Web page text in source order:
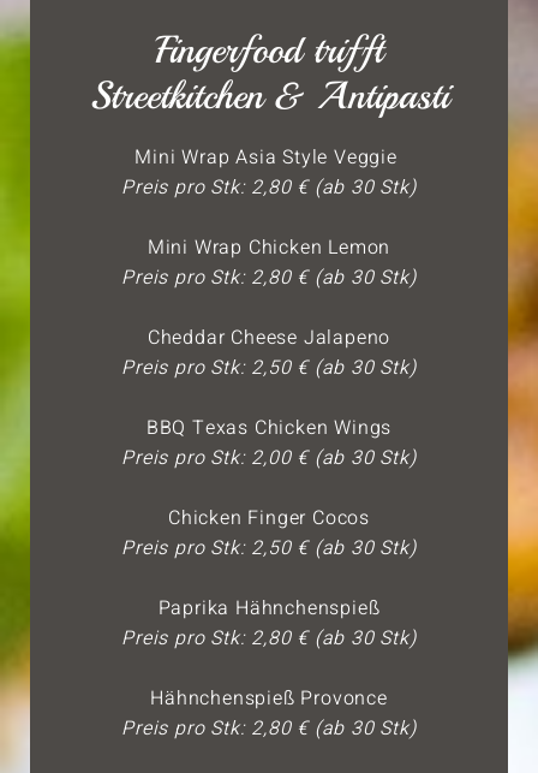
Fingerfood trifft
Streetkitchen & Antipasti
Mini Wrap Asia Style Veggie
Preis pro Stk: 2,80 € (ab 30 Stk)
Mini Wrap Chicken Lemon
Preis pro Stk: 2,80 € (ab 30 Stk)
Cheddar Cheese Jalapeno
Preis pro Stk: 2,50 € (ab 30 Stk)
BBQ Texas Chicken Wings
Preis pro Stk: 2,00 € (ab 30 Stk)
Chicken Finger Cocos
Preis pro Stk: 2,50 € (ab 30 Stk)
Paprika Hähnchenspieß
Preis pro Stk: 2,80 € (ab 30 Stk)
Hähnchenspieß Provonce
Preis pro Stk: 2,80 € (ab 30 Stk)